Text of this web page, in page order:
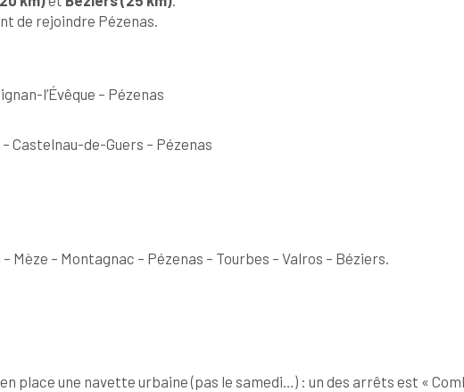
de rejoindre Pézenas.
l’Évêque – Pézenas
Castelnau-de-Guers – Pézenas
– Montagnac – Pézenas – Tourbes – Valros – Béziers.
place une navette urbaine (pas le samedi…) : un des arrêts est «